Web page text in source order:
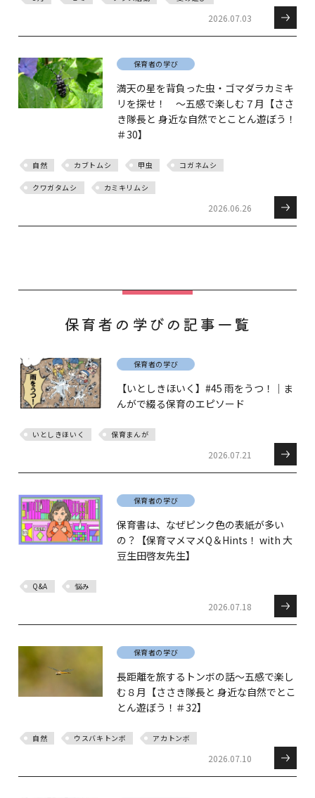
2026.07.03
保育者の学び
満天の星を背負った虫・ゴマダラカミキ
リを探せ！ ～五感で楽しむ７月【ささ
き隊長と 身近な自然でとことん遊ぼう！
＃30】
自然 カブトムシ 甲虫 コガネムシ
クワガタムシ カミキリムシ
2026.06.26
保育者の学びの記事一覧
保育者の学び
【いとしきほいく】#45 雨をうつ！｜ま
んがで綴る保育のエピソード
いとしきほいく 保育まんが
2026.07.21
保育者の学び
保育書は、なぜピンク色の表紙が多い
の？【保育マメマメQ＆Hints！ with 大
豆生田啓友先生】
Q&A 悩み
2026.07.18
保育者の学び
長距離を旅するトンボの話～五感で楽し
む８月【ささき隊長と 身近な自然でとこ
とん遊ぼう！＃32】
自然 ウスバキトンボ アカトンボ
2026.07.10